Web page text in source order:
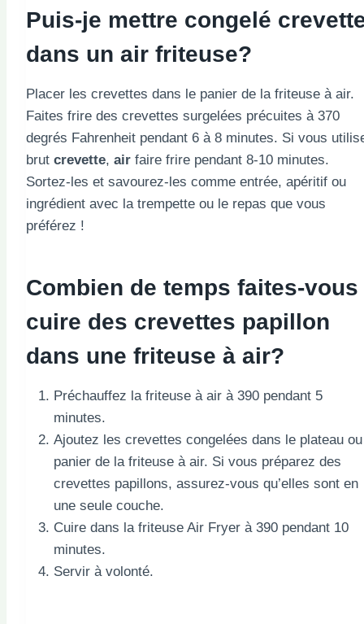
Puis-je mettre congelé
dans un air friteuse?
Placer les crevettes dans le panier de la friteuse à air.
Faites frire des crevettes surgelées précuites à 370
degrés Fahrenheit pendant 6 à 8 minutes. Si vous
brut crevette, air faire frire pendant 8-10 minutes.
Sortez-les et savourez-les comme entrée, apéritif ou
ingrédient avec la trempette ou le repas que vous
préférez !
Combien de temps faites-vous
cuire des crevettes papillon
dans une friteuse à air?
Préchauffez la friteuse à air à 390 pendant 5
minutes.
Ajoutez les crevettes congelées dans le plateau
panier de la friteuse à air. Si vous préparez des
crevettes papillons, assurez-vous qu’elles sont en
une seule couche.
Cuire dans la friteuse Air Fryer à 390 pendant 10
minutes.
Servir à volonté.